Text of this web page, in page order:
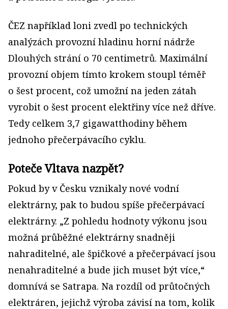
ČEZ například loni zvedl po technických
analýzách provozní hladinu horní nádrže
Dlouhých strání o 70 centimetrů. Maximální
provozní objem tímto krokem stoupl téměř
o šest procent, což umožní na jeden zátah
vyrobit o šest procent elektřiny více než dříve.
Tedy celkem 3,7 gigawatthodiny během
jednoho přečerpávacího cyklu.
Poteče Vltava nazpět?
Pokud by v Česku vznikaly nové vodní
elektrárny, pak to budou spíše přečerpávací
elektrárny. „Z pohledu hodnoty výkonu jsou
možná průběžné elektrárny snadněji
nahraditelné, ale špičkové a přečerpávací jsou
nenahraditelné a bude jich muset být více,“
domnívá se Satrapa. Na rozdíl od průtočných
elektráren, jejichž výroba závisí na tom, kolik